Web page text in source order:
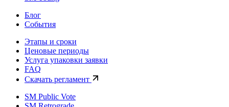
Блог
События
Этапы и сроки
Ценовые периоды
Услуга упаковки заявки
FAQ
Скачать регламент
SM Public Vote